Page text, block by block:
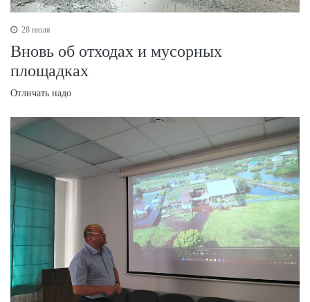
28 июля
Вновь об отходах и мусорных
площадках
Отличать надо